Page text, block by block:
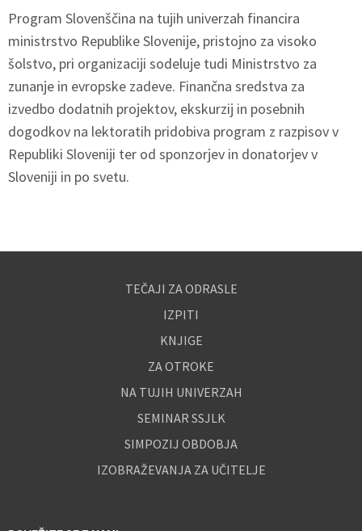
Program Slovenščina na tujih univerzah financira
ministrstvo Republike Slovenije, pristojno za visoko
šolstvo, pri organizaciji sodeluje tudi Ministrstvo za
zunanje in evropske zadeve. Finančna sredstva za
izvedbo dodatnih projektov, ekskurzij in posebnih
dogodkov na lektoratih pridobiva program z razpisov v
Republiki Sloveniji ter od sponzorjev in donatorjev v
Sloveniji in po svetu.
TEČAJI ZA ODRASLE
IZPITI
KNJIGE
ZA OTROKE
NA TUJIH UNIVERZAH
SEMINAR SSJLK
SIMPOZIJ OBDOBJA
IZOBRAŽEVANJA ZA UČITELJE